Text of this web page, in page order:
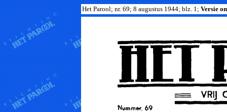
Het Parool; nr. 69; 8 augustus 1944; blz. 1; Versie